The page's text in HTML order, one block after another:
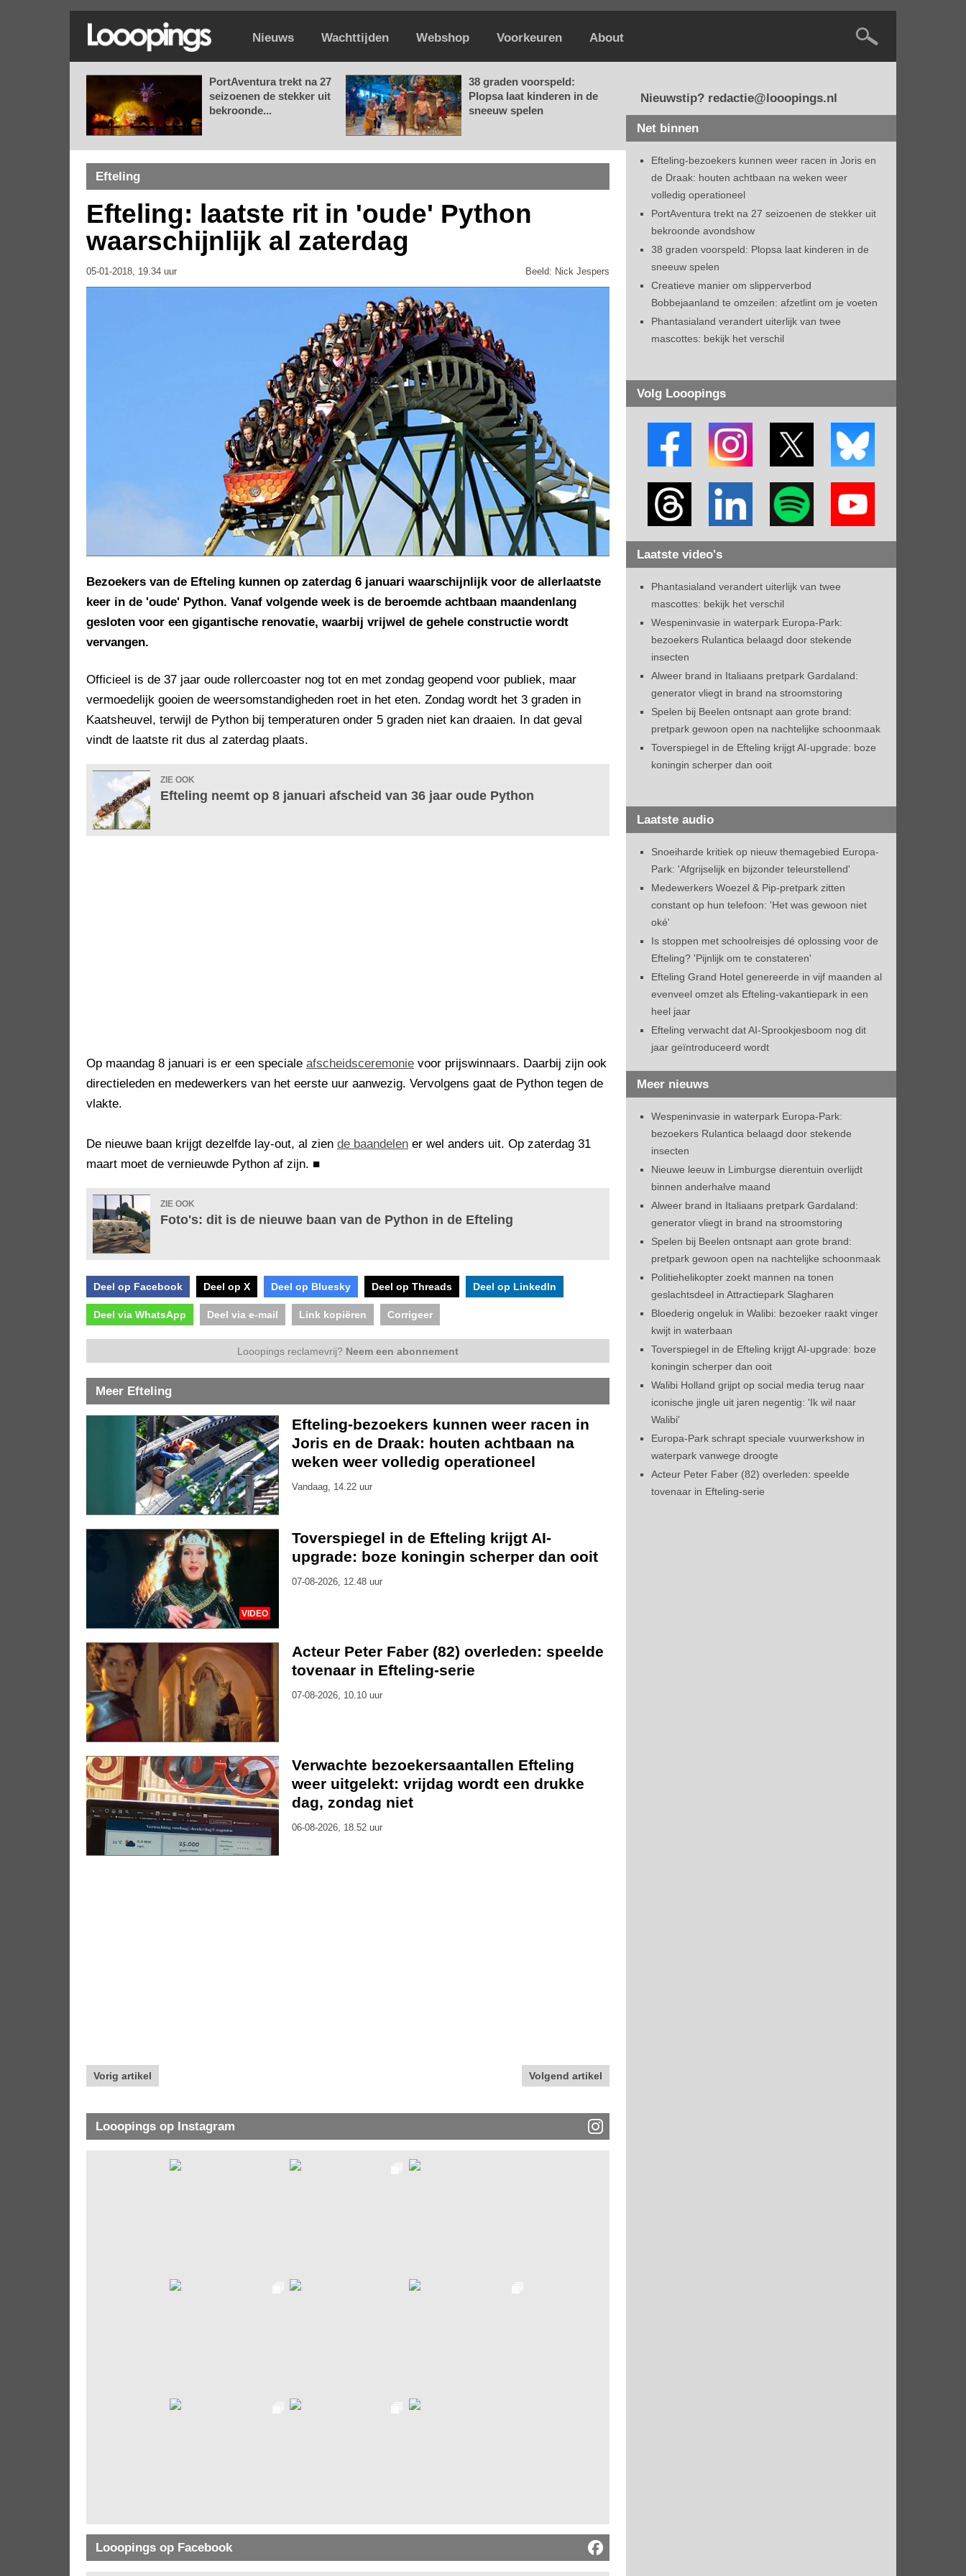
Nieuws Wachttijden Webshop Voorkeuren About
PortAventura trekt na 27
seizoenen de stekker uit
bekroonde...
38 graden voorspeld:
Plopsa laat kinderen in de
sneeuw spelen
Efteling
Efteling: laatste rit in 'oude' Python
waarschijnlijk al zaterdag
05-01-2018, 19.34 uur Beeld: Nick Jespers
Bezoekers van de Efteling kunnen op zaterdag 6 januari waarschijnlijk voor de allerlaatste
keer in de 'oude' Python. Vanaf volgende week is de beroemde achtbaan maandenlang
gesloten voor een gigantische renovatie, waarbij vrijwel de gehele constructie wordt
vervangen.
Officieel is de 37 jaar oude rollercoaster nog tot en met zondag geopend voor publiek, maar
vermoedelijk gooien de weersomstandigheden roet in het eten. Zondag wordt het 3 graden in
Kaatsheuvel, terwijl de Python bij temperaturen onder 5 graden niet kan draaien. In dat geval
vindt de laatste rit dus al zaterdag plaats.
ZIE OOK
Efteling neemt op 8 januari afscheid van 36 jaar oude Python
Op maandag 8 januari is er een speciale afscheidsceremonie voor prijswinnaars. Daarbij zijn ook
directieleden en medewerkers van het eerste uur aanwezig. Vervolgens gaat de Python tegen de
vlakte.
De nieuwe baan krijgt dezelfde lay-out, al zien de baandelen er wel anders uit. Op zaterdag 31
maart moet de vernieuwde Python af zijn. ■
ZIE OOK
Foto's: dit is de nieuwe baan van de Python in de Efteling
Deel op Facebook Deel op X Deel op Bluesky Deel op Threads Deel op LinkedIn
Deel via WhatsApp Deel via e-mail Link kopiëren Corrigeer
Looopings reclamevrij? Neem een abonnement
Meer Efteling
Efteling-bezoekers kunnen weer racen in
Joris en de Draak: houten achtbaan na
weken weer volledig operationeel
Vandaag, 14.22 uur
VIDEO
Toverspiegel in de Efteling krijgt AI-
upgrade: boze koningin scherper dan ooit
07-08-2026, 12.48 uur
Acteur Peter Faber (82) overleden: speelde
tovenaar in Efteling-serie
07-08-2026, 10.10 uur
Verwachte bezoekersaantallen Efteling
weer uitgelekt: vrijdag wordt een drukke
dag, zondag niet
06-08-2026, 18.52 uur
Vorig artikel Volgend artikel
Looopings op Instagram
Looopings op Facebook
Nieuwstip? redactie@looopings.nl
Net binnen
Efteling-bezoekers kunnen weer racen in Joris en
de Draak: houten achtbaan na weken weer
volledig operationeel
PortAventura trekt na 27 seizoenen de stekker uit
bekroonde avondshow
38 graden voorspeld: Plopsa laat kinderen in de
sneeuw spelen
Creatieve manier om slipperverbod
Bobbejaanland te omzeilen: afzetlint om je voeten
Phantasialand verandert uiterlijk van twee
mascottes: bekijk het verschil
Volg Looopings
Laatste video's
Phantasialand verandert uiterlijk van twee
mascottes: bekijk het verschil
Wespeninvasie in waterpark Europa-Park:
bezoekers Rulantica belaagd door stekende
insecten
Alweer brand in Italiaans pretpark Gardaland:
generator vliegt in brand na stroomstoring
Spelen bij Beelen ontsnapt aan grote brand:
pretpark gewoon open na nachtelijke schoonmaak
Toverspiegel in de Efteling krijgt AI-upgrade: boze
koningin scherper dan ooit
Laatste audio
Snoeiharde kritiek op nieuw themagebied Europa-
Park: 'Afgrijselijk en bijzonder teleurstellend'
Medewerkers Woezel & Pip-pretpark zitten
constant op hun telefoon: 'Het was gewoon niet
oké'
Is stoppen met schoolreisjes dé oplossing voor de
Efteling? 'Pijnlijk om te constateren'
Efteling Grand Hotel genereerde in vijf maanden al
evenveel omzet als Efteling-vakantiepark in een
heel jaar
Efteling verwacht dat AI-Sprookjesboom nog dit
jaar geïntroduceerd wordt
Meer nieuws
Wespeninvasie in waterpark Europa-Park:
bezoekers Rulantica belaagd door stekende
insecten
Nieuwe leeuw in Limburgse dierentuin overlijdt
binnen anderhalve maand
Alweer brand in Italiaans pretpark Gardaland:
generator vliegt in brand na stroomstoring
Spelen bij Beelen ontsnapt aan grote brand:
pretpark gewoon open na nachtelijke schoonmaak
Politiehelikopter zoekt mannen na tonen
geslachtsdeel in Attractiepark Slagharen
Bloederig ongeluk in Walibi: bezoeker raakt vinger
kwijt in waterbaan
Toverspiegel in de Efteling krijgt AI-upgrade: boze
koningin scherper dan ooit
Walibi Holland grijpt op social media terug naar
iconische jingle uit jaren negentig: 'Ik wil naar
Walibi'
Europa-Park schrapt speciale vuurwerkshow in
waterpark vanwege droogte
Acteur Peter Faber (82) overleden: speelde
tovenaar in Efteling-serie